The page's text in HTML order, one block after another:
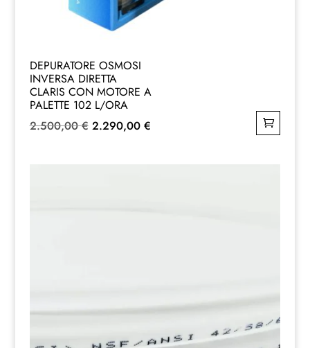
DEPURATORE OSMOSI
INVERSA DIRETTA
CLARIS CON MOTORE A
PALETTE 102 L/ORA
2.500,00€ Il
2.290,00 €Il